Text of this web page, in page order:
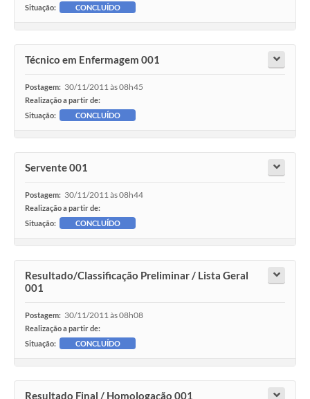
Situação:
CONCLUÍDO
Técnico em Enfermagem 001
Postagem: 30/11/2011 às 08h45
Realização a partir de:
Situação:
CONCLUÍDO
Servente 001
Postagem: 30/11/2011 às 08h44
Realização a partir de:
Situação:
CONCLUÍDO
Resultado/Classificação Preliminar / Lista Geral
001
Postagem: 30/11/2011 às 08h08
Realização a partir de:
Situação:
CONCLUÍDO
Resultado Final / Homologação 001